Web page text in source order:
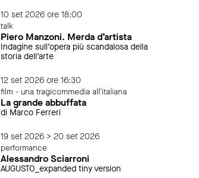
10 set 2026 ore 18:00
talk
Piero Manzoni. Merda d’artista
Indagine sull’opera più scandalosa della
storia dell’arte
12 set 2026 ore 16:30
film - una tragicommedia all'italiana
La grande abbuffata
di Marco Ferreri
19 set 2026 > 20 set 2026
performance
Alessandro Sciarroni
AUGUSTO_expanded tiny version